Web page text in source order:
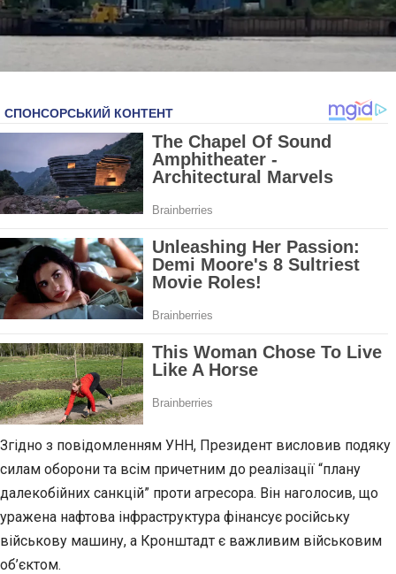
Згідно з повідомленням УНН, Президент висловив подяку
силам оборони та всім причетним до реалізації “плану
далекобійних санкцій” проти агресора. Він наголосив, що
уражена нафтова інфраструктура фінансує російську
військову машину, а Кронштадт є важливим військовим
об’єктом.